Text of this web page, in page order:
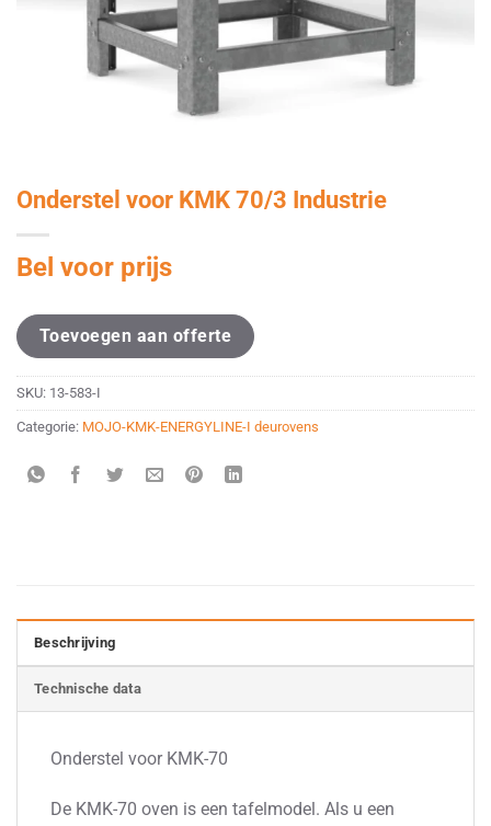
Onderstel voor KMK 70/3 Industrie
Bel voor prijs
Toevoegen aan offerte
SKU: 13-583-I
Categorie: MOJO-KMK-ENERGYLINE-I deurovens
Beschrijving
Technische data
Onderstel voor KMK-70
De KMK-70 oven is een tafelmodel. Als u een